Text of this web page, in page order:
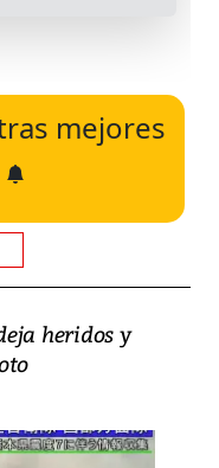
mejores
heridos y